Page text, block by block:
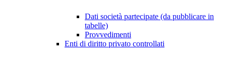
Dati società partecipate (da pubblicare in
tabelle)
Provvedimenti
Enti di diritto privato controllati